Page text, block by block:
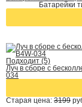
Батарейки
Подходит (5)
Луч в сборе с
034
Старая цена: 3199